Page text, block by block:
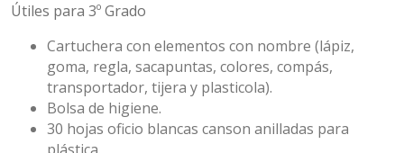
Útiles para 3º Grado
Cartuchera con elementos con nombre (lápiz,
goma, regla, sacapuntas, colores, compás,
transportador, tijera y plasticola).
Bolsa de higiene.
30 hojas oficio blancas canson anilladas para